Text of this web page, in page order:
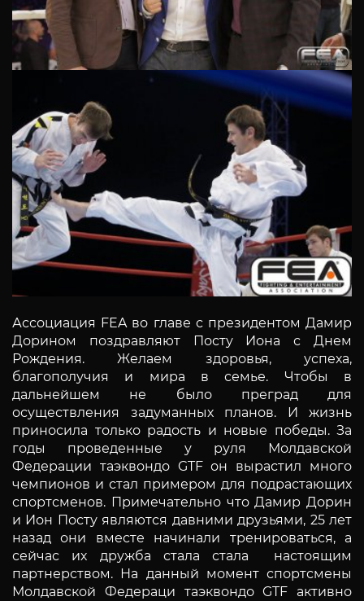
Ассоциация FEA во главе с президентом Дамир
Дорином поздравляют Посту Иона с Днем
Рождения. Желаем здоровья, успеха,
благополучия и мира в семье. Чтобы в
дальнейшем не было преград для
осуществления задуманных планов. И жизнь
приносила только радость и новые победы. За
годы проведенные у руля Молдавской
Федерации таэквондо GTF он вырастил много
чемпионов и стал примером для подрастающих
спортсменов. Примечательно что Дамир Дорин
и Ион Посту являются давними друзьями, 25 лет
назад они вместе начинали тренироваться, а
сейчас их дружба стала стала настоящим
партнерством. На данный момент спортсмены
Молдавской Федераци таэквондо GTF активно